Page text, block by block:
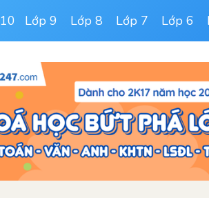
Lớp 9 Lớp 8 Lớp 7 Lớp 6